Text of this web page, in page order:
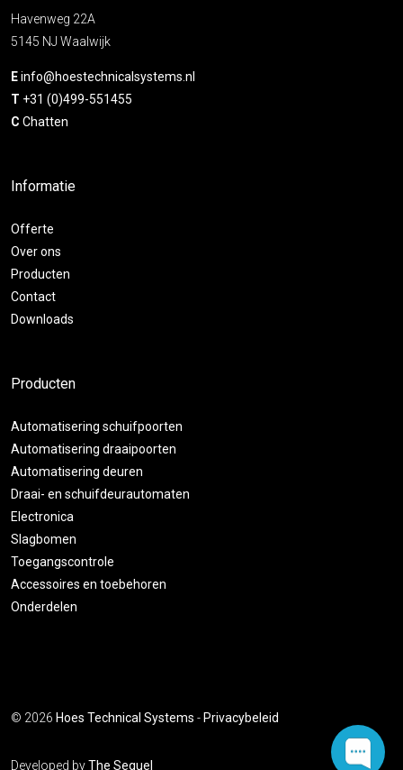
Havenweg 22A
5145 NJ Waalwijk
Einfo@hoestechnicalsystems.nl
T +31 (0)499-551455
C Chatten
Informatie
Offerte
Over ons
Producten
Contact
Downloads
Producten
Automatisering schuifpoorten
Automatisering draaipoorten
Automatisering deuren
Draai- en schuifdeurautomaten
Electronica
Slagbomen
Toegangscontrole
Accessoires en toebehoren
Onderdelen
© 2026 Hoes Technical Systems - Privacybeleid
Developed byThe Sequel